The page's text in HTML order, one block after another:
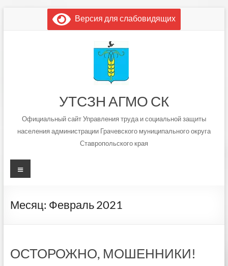
содержимому
Версия для слабовидящих
УТСЗН АГМО СК
Официальный сайт Управления труда и социальной защиты
населения администрации Грачевского муниципального округа
Ставропольского края
Меню
Месяц: Февраль 2021
ОСТОРОЖНО, МОШЕННИКИ!